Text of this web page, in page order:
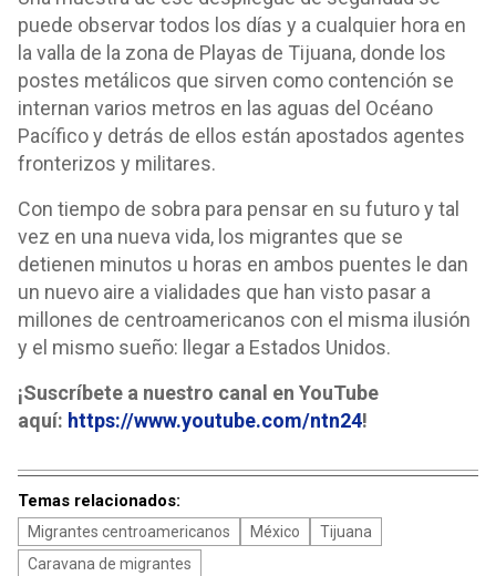
puede observar todos los días y a cualquier hora en
la valla de la zona de Playas de Tijuana, donde los
postes metálicos que sirven como contención se
internan varios metros en las aguas del Océano
Pacífico y detrás de ellos están apostados agentes
fronterizos y militares.
Con tiempo de sobra para pensar en su futuro y tal
vez en una nueva vida, los migrantes que se
detienen minutos u horas en ambos puentes le dan
un nuevo aire a vialidades que han visto pasar a
millones de centroamericanos con el misma ilusión
y el mismo sueño: llegar a Estados Unidos.
¡Suscríbete a nuestro canal en YouTube
aquí: https://www.youtube.com/ntn24!
Temas relacionados:
Migrantes centroamericanos México
Tijuana
Caravana de migrantes